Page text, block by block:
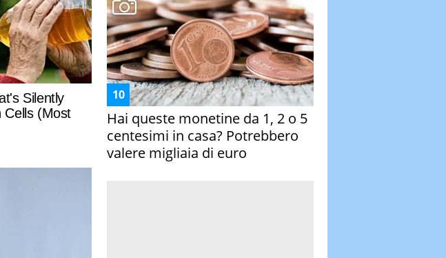
Hai queste monetine da 1, 2 o 5
centesimi in casa? Potrebbero
valere migliaia di euro